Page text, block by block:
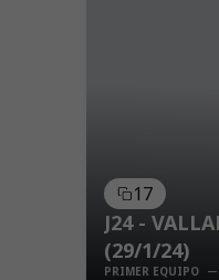
17
J24 -
(29/1/24)
PRIMER EQUIPO